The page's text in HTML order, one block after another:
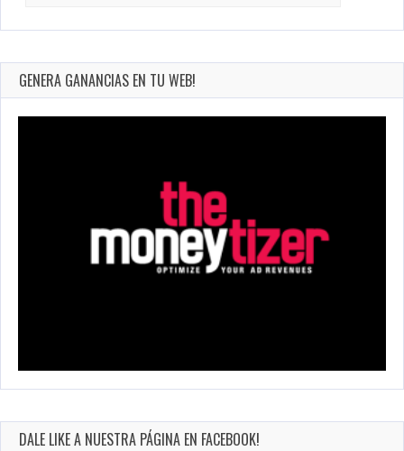
GENERA GANANCIAS EN TU WEB!
DALE LIKE A NUESTRA PÁGINA EN FACEBOOK!